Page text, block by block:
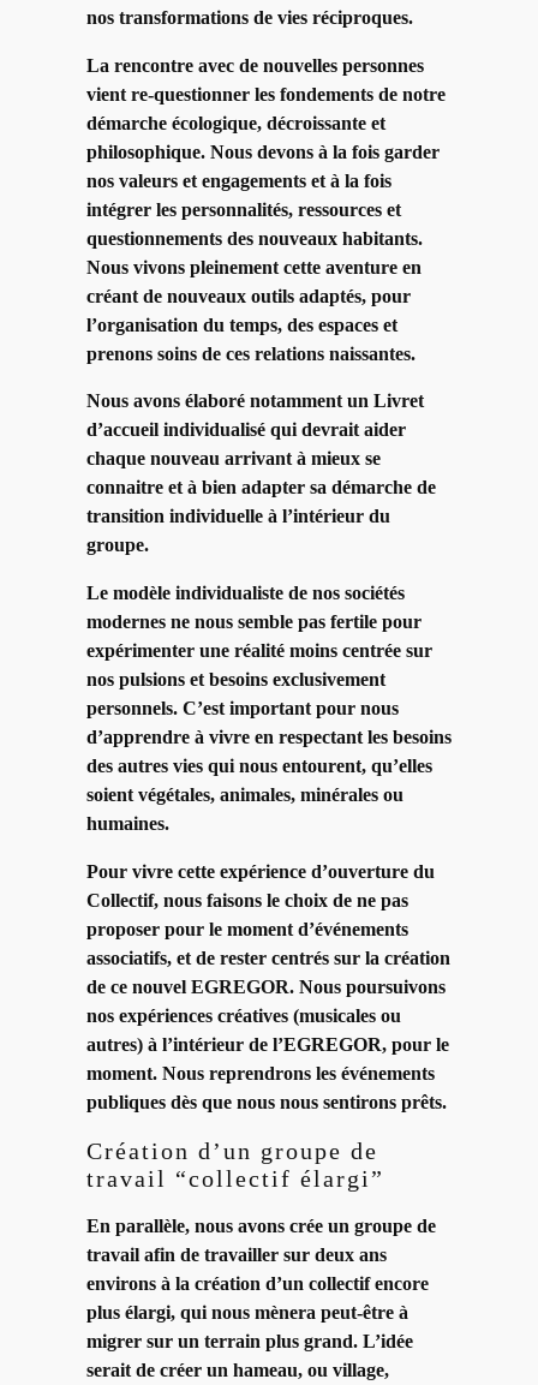
nos transformations de vies réciproques.
La rencontre avec de nouvelles personnes
vient re-questionner les fondements de notre
démarche écologique, décroissante et
philosophique. Nous devons à la fois garder
nos valeurs et engagements et à la fois
intégrer les personnalités, ressources et
questionnements des nouveaux habitants.
Nous vivons pleinement cette aventure en
créant de nouveaux outils adaptés, pour
l’organisation du temps, des espaces et
prenons soins de ces relations naissantes.
Nous avons élaboré notamment un Livret
d’accueil individualisé qui devrait aider
chaque nouveau arrivant à mieux se
connaitre et à bien adapter sa démarche de
transition individuelle à l’intérieur du
groupe.
Le modèle individualiste de nos sociétés
modernes ne nous semble pas fertile pour
expérimenter une réalité moins centrée sur
nos pulsions et besoins exclusivement
personnels. C’est important pour nous
d’apprendre à vivre en respectant les besoins
des autres vies qui nous entourent, qu’elles
soient végétales, animales, minérales ou
humaines.
Pour vivre cette expérience d’ouverture du
Collectif, nous faisons le choix de ne pas
proposer pour le moment d’événements
associatifs, et de rester centrés sur la création
de ce nouvel EGREGOR. Nous poursuivons
nos expériences créatives (musicales ou
autres) à l’intérieur de l’EGREGOR, pour le
moment. Nous reprendrons les événements
publiques dès que nous nous sentirons prêts.
Création d’un groupe de
travail “collectif élargi”
En parallèle, nous avons crée un groupe de
travail afin de travailler sur deux ans
environs à la création d’un collectif encore
plus élargi, qui nous mènera peut-être à
migrer sur un terrain plus grand. L’idée
serait de créer un hameau, ou village,